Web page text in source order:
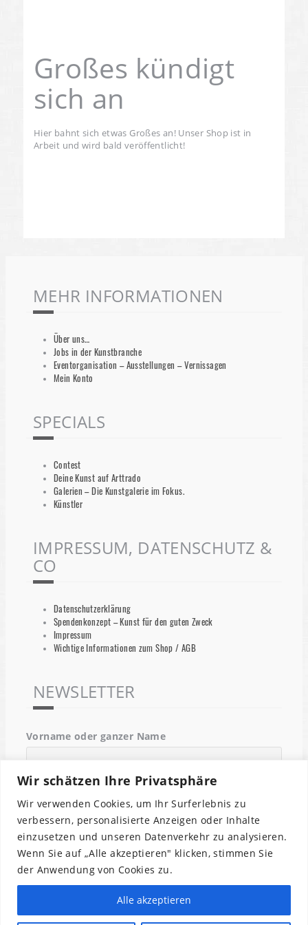
Wir schätzen Ihre Privatsphäre
Wir verwenden Cookies, um Ihr Surferlebnis zu
verbessern, personalisierte Anzeigen oder Inhalte
einzusetzen und unseren Datenverkehr zu analysieren.
Wenn Sie auf „Alle akzeptieren" klicken, stimmen Sie
der Anwendung von Cookies zu.
Alle akzeptieren
Großes kündigt
sich an
Hier bahnt sich etwas Großes an! Unser Shop ist in
Arbeit und wird bald veröffentlicht!
MEHR INFORMATIONEN
Über uns…
Jobs in der Kunstbranche
Eventorganisation – Ausstellungen – Vernissagen
Mein Konto
SPECIALS
Contest
Deine Kunst auf Arttrado
Galerien – Die Kunstgalerie im Fokus.
Künstler
IMPRESSUM, DATENSCHUTZ &
CO
Datenschutzerklärung
Spendenkonzept – Kunst für den guten Zweck
Impressum
Wichtige Informationen zum Shop / AGB
NEWSLETTER
Vorname oder ganzer Name
Email
Indem Du fortfährst, akzeptierst Du unsere
Datenschutzerklärung.